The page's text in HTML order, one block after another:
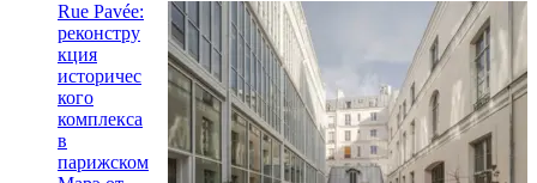
Rue Pavée:
реконстру
кция
историчес
кого
комплекса
в
парижском